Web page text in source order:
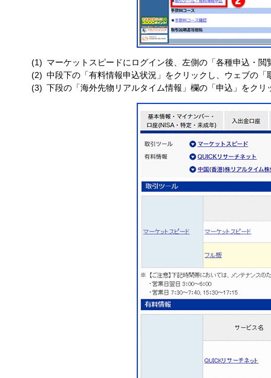
マーケットスピードにログイン後、左側の「各種申込・
中段下の「有料情報申込状況」をクリックし、ウェブの
下段の「海外先物リアルタイム情報」欄の「申込」をク